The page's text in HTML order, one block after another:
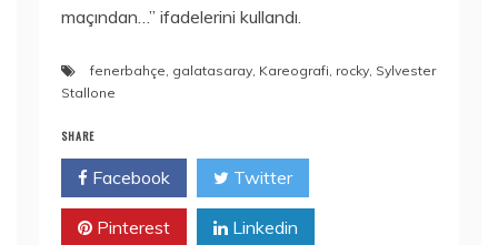
maçından…” ifadelerini kullandı.
fenerbahçe, galatasaray, Kareografi, rocky, Sylvester
Stallone
SHARE
Facebook Twitter
Pinterest Linkedin